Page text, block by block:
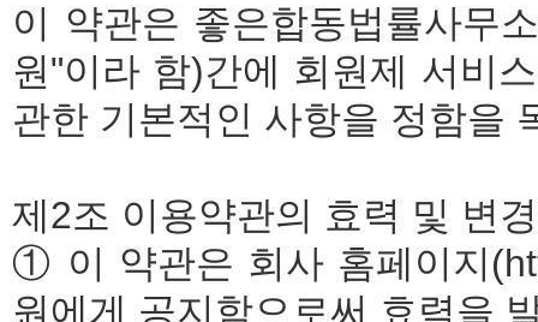
이 약관은 좋은합동법률사무
원"이라 함)간에 회원제 서비
관한 기본적인 사항을 정함을
제2조 이용약관의 효력 및 변경
① 이 약관은 회사 홈페이지
원에게 공지함으로써 효력을